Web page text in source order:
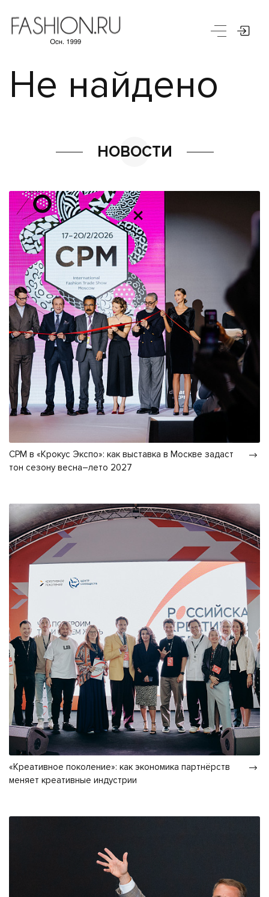
Не найдено
НОВОСТИ
CPM в «Крокус Экспо»: как выставка в Москве задаст
тон сезону весна–лето 2027
«Креативное поколение»: как экономика партнёрств
меняет креативные индустрии